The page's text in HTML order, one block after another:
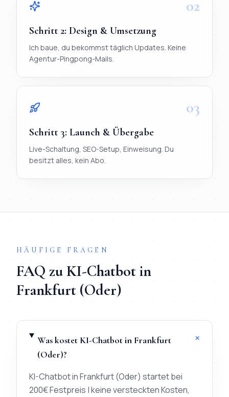
02
Schritt 2: Design & Umsetzung
Ich baue, du bekommst täglich Updates. Keine
Agentur-Pingpong-Mails.
03
Schritt 3: Launch & Übergabe
Live-Schaltung, SEO-Setup, Einweisung. Du
besitzt alles, kein Abo.
HÄUFIGE FRAGEN
FAQ zuKI-Chatbotin
Frankfurt (Oder)
Was kostet KI-Chatbot in Frankfurt
(Oder)?
+
KI-Chatbot in Frankfurt (Oder) startet bei
200€ Festpreis | keine versteckten Kosten,